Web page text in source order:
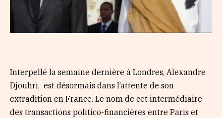
Interpellé la semaine dernière à Londres, Alexandre
Djouhri, est désormais dans l’attente de son
extradition en France. Le nom de cet intermédiaire
des transactions politico-financières entre Paris et